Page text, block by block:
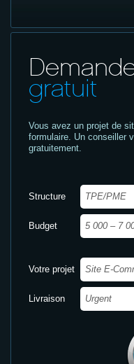
gratuit
Vous avez un projet de
formulaire. Un conseiller
gratuitement.
Structure
Budget
Votre projet
Livraison